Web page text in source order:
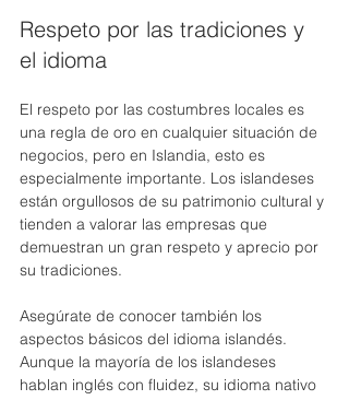
Respeto por las tradiciones y
el idioma
El respeto por las costumbres locales es
una regla de oro en cualquier situación de
negocios, pero en Islandia, esto es
especialmente importante. Los islandeses
están orgullosos de su patrimonio cultural y
tienden a valorar las empresas que
demuestran un gran respeto y aprecio por
su tradiciones.
Asegúrate de conocer también los
aspectos básicos del idioma islandés.
Aunque la mayoría de los islandeses
hablan inglés con fluidez, su idioma nativo